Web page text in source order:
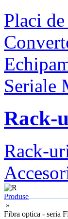
Placi de
Seriale
Rack-
Rack-
Produse
»
Fibra optica - seria